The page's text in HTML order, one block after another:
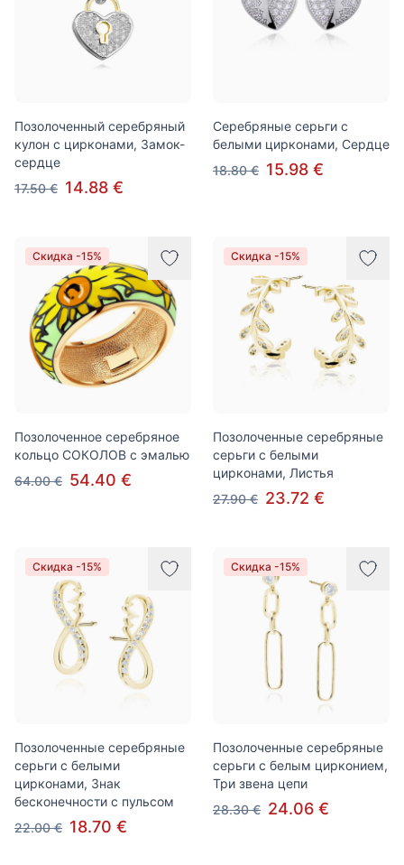
Позолоченный серебряный
кулон с цирконами, Замок-
сердце
17.50 € 14.88 €
Серебряные серьги с
белыми цирконами, Сердце
18.80 € 15.98 €
Скидка -15%
Позолоченное серебряное
кольцо СОКОЛОВ с эмалью
64.00 € 54.40 €
Скидка -15%
Позолоченные серебряные
серьги с белыми
цирконами, Листья
27.90 € 23.72 €
Скидка -15%
Позолоченные серебряные
серьги с белыми
цирконами, Знак
бесконечности с пульсом
22.00 € 18.70 €
Скидка -15%
Позолоченные серебряные
серьги с белым цирконием,
Три звена цепи
28.30 € 24.06 €